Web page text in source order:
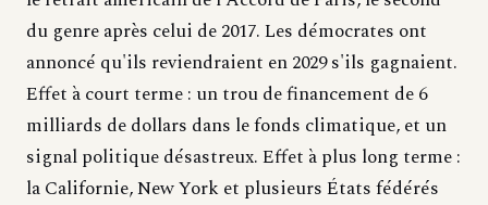
du genre après celui de 2017. Les démocrates ont
annoncé qu'ils reviendraient en 2029 s'ils gagnaient.
Effet à court terme : un trou de financement de 6
milliards de dollars dans le fonds climatique, et un
signal politique désastreux. Effet à plus long terme :
la Californie, New York et plusieurs États fédérés